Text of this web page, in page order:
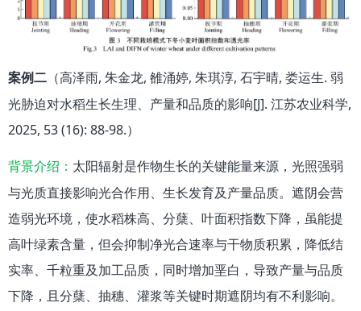
案例二 （高泽雨, 朱金龙, 雒涌婷, 朱琪淳, 石宇晴, 娄运生. 弱
光胁迫对水稻生长生理、产量和品质的影响[J]. 江苏农业科学,
2025, 53 (16): 88-98.）
背景介绍： 太阳辐射是作物生长的关键能量来源，光照强弱
与光质直接影响光合作用、生长发育及产量品质。遮阴会营
造弱光环境，使水稻株高、分蘖、叶面积指数下降，虽能提
高叶绿素含量，但会抑制净光合速率与干物质积累，降低结
实率、千粒重及加工品质，同时增加垩白，导致产量与品质
下降，且分蘖、抽穗、灌浆等关键时期遮阴均有不利影响。